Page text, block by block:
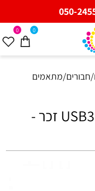
050-
0 0
חבורים/מתאמים
כבל מאריך אקטיבי USB3.0 זכר -